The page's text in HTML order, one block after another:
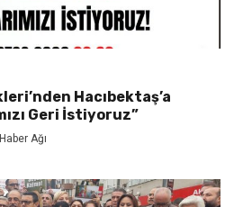
Hacıbektaş’a
Geri İstiyoruz”
Ağı